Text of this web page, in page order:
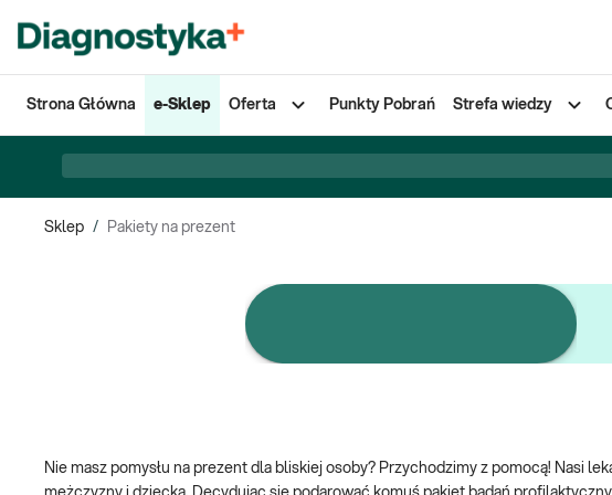
Strona Główna e-Sklep Oferta Punkty Pobrań Strefa wiedzy
Sklep / Pakiety na prezent
Nie masz pomysłu na prezent dla bliskiej osoby? Przychodzimy z pomocą! Nasi